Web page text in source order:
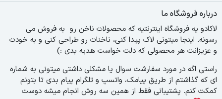
درباره فروشگاه ما
لاکادو یه فروشگاه اینترنتیه که محصولات ناخن رو به فروش می
رسونه. اینجا میتونی لاک پیدا کنی، ناخنات رو طراحی کنی و به خودت
و عزیزانت هر محصولی که دلت خواست هدیه بدی :)
راستی اگه در مورد سفارشت سوال یا مشکلی داشتی میتونی به شماره
ای که گذاشتم از طریق پیامک، واتسپ و تلگرام پیام بدی تا بتونم
کمکت کنم. پشتیبانی فقط از همین سه روش انجام میشه دوست